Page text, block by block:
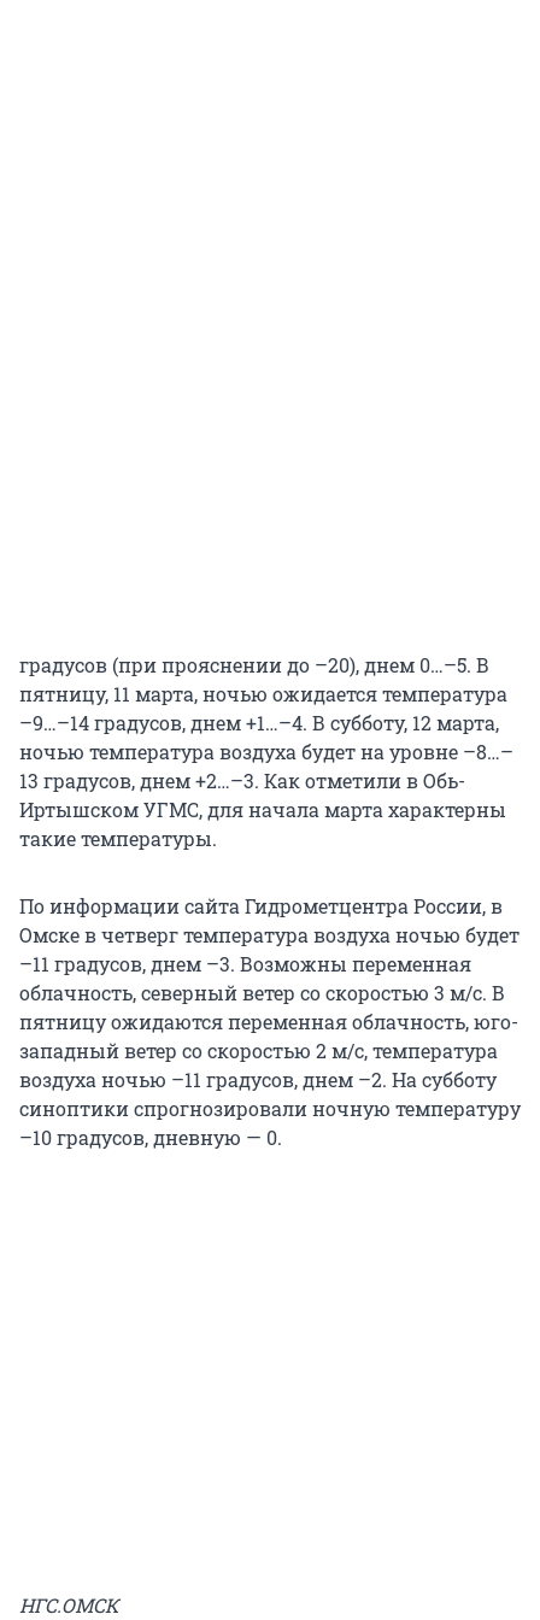
градусов (при прояснении до –20), днем 0…–5. В
пятницу, 11 марта, ночью ожидается температура
–9…–14 градусов, днем +1…–4. В субботу, 12 марта,
ночью температура воздуха будет на уровне –8…–
13 градусов, днем +2…–3. Как отметили в Обь-
Иртышском УГМС, для начала марта характерны
такие температуры.
По информации сайта Гидрометцентра России, в
Омске в четверг температура воздуха ночью будет
–11 градусов, днем –3. Возможны переменная
облачность, северный ветер со скоростью 3 м/с. В
пятницу ожидаются переменная облачность, юго-
западный ветер со скоростью 2 м/с, температура
воздуха ночью –11 градусов, днем –2. На субботу
синоптики спрогнозировали ночную температуру
–10 градусов, дневную — 0.
НГС.ОМСК